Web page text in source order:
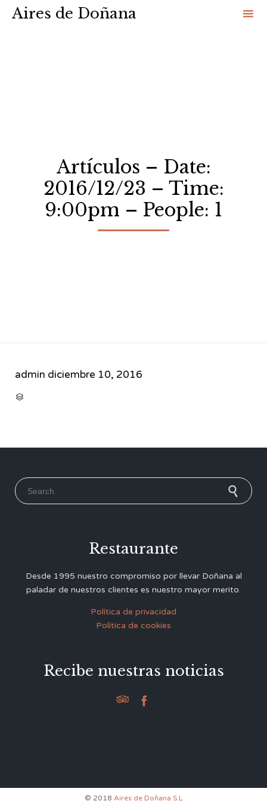
Aires de Doñana
Artículos – Date:
2016/12/23 – Time:
9:00pm – People: 1
admin diciembre 10, 2016

Search for:
Restaurante
Desde 1995 nuestro compromiso por llevar Doñana al
paladar de nuestros clientes es nuestro mayor merito.
Política de privacidad
Política de cookies
Recibe nuestras noticias
 
© 2018 Aires de Doñana S.L